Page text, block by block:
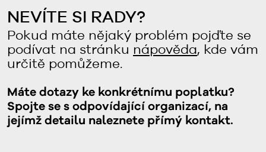
NEVÍTE SI RADY?
Pokud máte nějaký problém pojďte se
podívat na stránku nápověda, kde vám
určitě pomůžeme.
Máte dotazy ke konkrétnímu poplatku?
Spojte se s odpovídající organizací, na
jejímž detailu naleznete přímý kontakt.